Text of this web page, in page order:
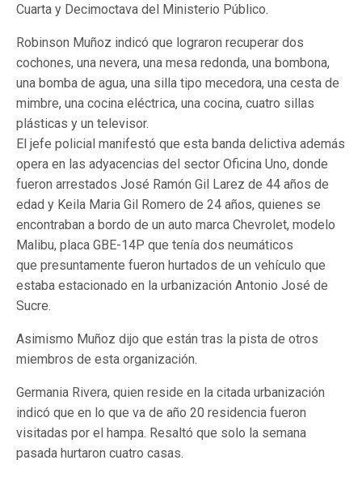
Cuarta y Decimoctava del Ministerio Público.
Robinson Muñoz indicó que lograron recuperar dos
cochones, una nevera, una mesa redonda, una bombona,
una bomba de agua, una silla tipo mecedora, una cesta de
mimbre, una cocina eléctrica, una cocina, cuatro sillas
plásticas y un televisor.
El jefe policial manifestó que esta banda delictiva además
opera en las adyacencias del sector Oficina Uno, donde
fueron arrestados José Ramón Gil Larez de 44 años de
edad y Keila Maria Gil Romero de 24 años, quienes se
encontraban a bordo de un auto marca Chevrolet, modelo
Malibu, placa GBE-14P que tenía dos neumáticos
que presuntamente fueron hurtados de un vehículo que
estaba estacionado en la urbanización Antonio José de
Sucre.
Asimismo Muñoz dijo que están tras la pista de otros
miembros de esta organización.
Germania Rivera, quien reside en la citada urbanización
indicó que en lo que va de año 20 residencia fueron
visitadas por el hampa. Resaltó que solo la semana
pasada hurtaron cuatro casas.